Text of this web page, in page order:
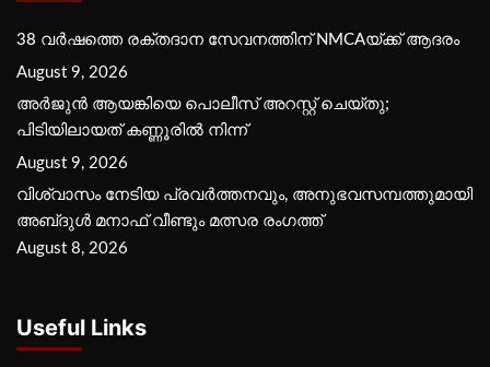
38 വർഷത്തെ രക്തദാന സേവനത്തിന് NMCAയ്ക്ക് ആദരം
August 9, 2026
അർജുൻ ആയങ്കിയെ പൊലീസ് അറസ്റ്റ് ചെയ്‌തു;
പിടിയിലായത് കണ്ണൂരിൽ നിന്ന്
August 9, 2026
വിശ്വാസം നേടിയ പ്രവർത്തനവും, അനുഭവസമ്പത്തുമായി
അബ്‌ദുൾ മനാഫ് വീണ്ടും മത്സര രംഗത്ത്
August 8, 2026
Useful Links